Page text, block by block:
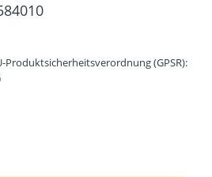
Produktsicherheitsverordnung (GPSR):